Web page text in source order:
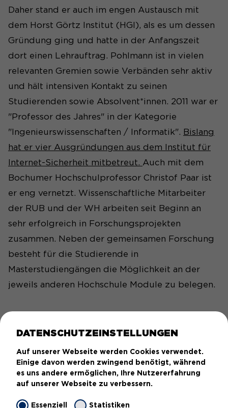
Daher stand er auch im engen Austausch mit
dem Horst Görtz Institut (HGI), als es um dessen
Gründung ging und hatte in der Anfangszeit
dort einen Lehrauftrag. Pohlmann ist in vielen
relevanten Gremien sowie Verbänden sehr aktiv
und hält intensiven Kontakt zu seinen
Studierenden sowie Absolvent*innen. 2011 war er
"Professor des Jahres" in der Kategorie
"Ingenieurswissenschaften / Informatik". Bislang
hat er vier Ausgründungen aus dem Institut für
Internet-Sicherheit mitbetreut. Auch mit dem
Bochumer Hochschulprofessor Christof Paar ist
er eng vernetzt. Wissenschaftliche Mitarbeiter
der RUB und der WH arbeiten seit Beginn an
sehr erfolgreich in Forschungsprojekten
zusammen. Neben der gemeinsamen Forschung
besteht für die Studierende in
Masterstudiengängen die Möglichkeit an der
jeweils anderen Hochschule Module zu belegen.
ZUR PERSON: NORBERT
POHLMANN
DATENSCHUTZEINSTELLUNGEN
Auf unserer Webseite werden Cookies verwendet.
Einige davon werden zwingend benötigt, während
es uns andere ermöglichen, Ihre Nutzererfahrung
auf unserer Webseite zu verbessern.
Essenziell Statistiken